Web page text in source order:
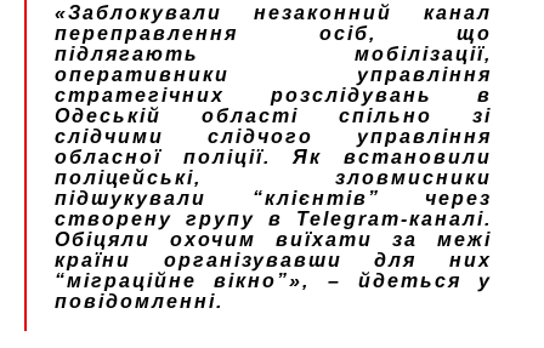
«Заблокували незаконний канал
переправлення осіб, що
підлягають мобілізації,
оперативники управління
стратегічних розслідувань в
Одеській області спільно зі
слідчими слідчого управління
обласної поліції. Як встановили
поліцейські, зловмисники
підшукували “клієнтів” через
створену групу в Telegram-каналі.
Обіцяли охочим виїхати за межі
країни організувавши для них
“міграційне вікно”», – йдеться у
повідомленні.